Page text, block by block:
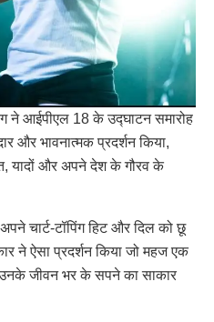
ने आईपीएल 18 के उद्घाटन समारोह
और भावनात्मक प्रदर्शन किया,
यादों और अपने देश के गौरव के
चार्ट-टॉपिंग हिट और दिल को छू
ने ऐसा प्रदर्शन किया जो महज एक
जीवन भर के सपने का साकार